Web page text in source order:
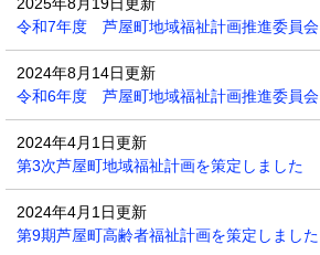
令和7年度 芦屋町地域福祉計画推進委員会
2024年8月14日更新
令和6年度 芦屋町地域福祉計画推進委員会
2024年4月1日更新
第3次芦屋町地域福祉計画を策定しました
2024年4月1日更新
第9期芦屋町高齢者福祉計画を策定しました